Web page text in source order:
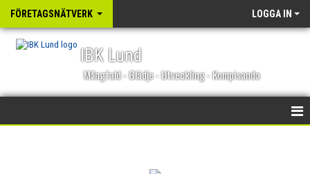
FÖRETAGSNÄTVERK LOGGA IN
IBK Lund
Mångfald - Glädje - Utveckling - Kompisanda